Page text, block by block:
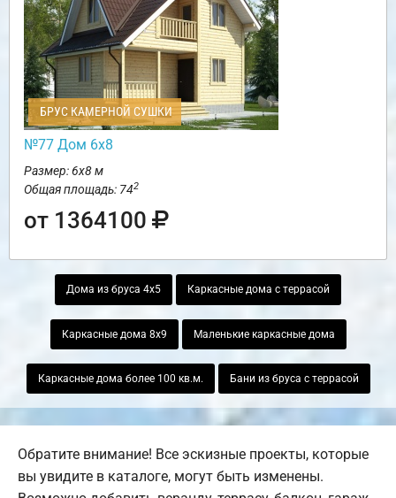
БРУС КАМЕРНОЙ СУШКИ
№77 Дом 6х8
Размер: 6х8 м
Общая площадь: 742
от 1364100
Дома из бруса 4х5 Каркасные дома с террасой
Каркасные дома 8х9 Маленькие каркасные дома
Каркасные дома более 100 кв.м. Бани из бруса с террасой
Обратите внимание! Все эскизные проекты, которые
вы увидите в каталоге, могут быть изменены.